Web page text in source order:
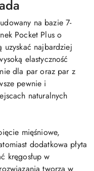
na bazie 7-
Pocket Plus o
uzyskać najbardziej
elastyczność
dla par oraz par z
pewnie i
naturalnych
mięśniowe,
dodatkowa płyta
kręgosłup w